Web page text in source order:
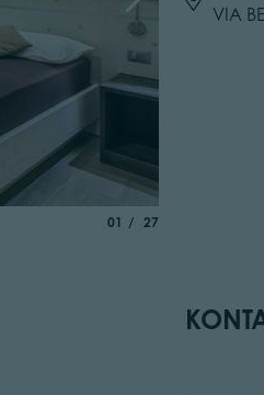
aria.slide_indicator.prefix
01 of
27
VIA